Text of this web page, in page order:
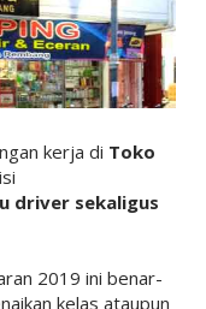
kerja di Toko
driver sekaligus
2019 ini benar-
kelas ataupun